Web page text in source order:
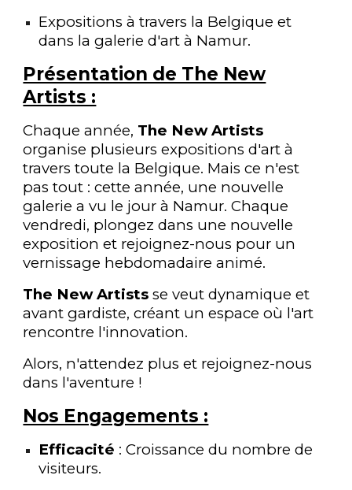
Expositions à travers la Belgique et
dans la galerie d'art à Namur.
Présentation de The New
Artists :
Chaque année, The New Artists
organise plusieurs expositions d'art à
travers toute la Belgique. Mais ce n'est
pas tout : cette année, une nouvelle
galerie a vu le jour à Namur. Chaque
vendredi, plongez dans une nouvelle
exposition et rejoignez-nous pour un
vernissage hebdomadaire animé.
The New Artists se veut dynamique et
avant gardiste, créant un espace où l'art
rencontre l'innovation.
Alors, n'attendez plus et rejoignez-nous
dans l'aventure !
Nos Engagements :
Efficacité : Croissance du nombre de
visiteurs.